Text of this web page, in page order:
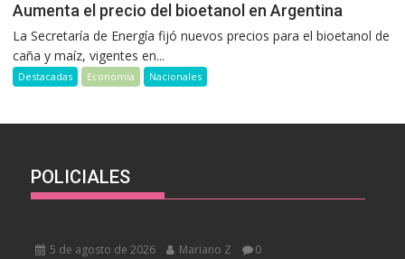
Aumenta el precio del bioetanol en Argentina
La Secretaría de Energía fijó nuevos precios para el bioetanol de
caña y maíz, vigentes en...
Destacadas Economía Nacionales
POLICIALES
5 de agosto de 2026 Mariano Z 0